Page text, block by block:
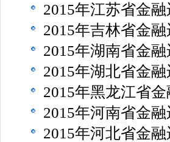
2015年江苏省金
2015年吉林省金
2015年湖南省金
2015年湖北省金
2015年黑龙江省
2015年河南省金
2015年河北省金